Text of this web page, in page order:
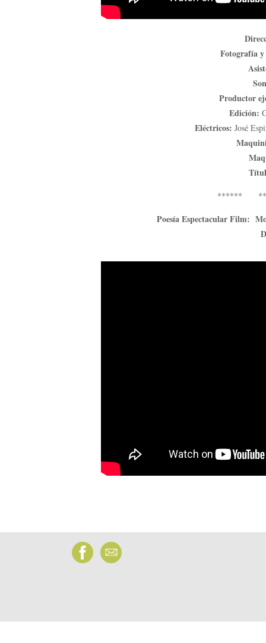
Fotografía
Productor
Edición:
Eléctricos: José
******
Poesía Espectacular Film: